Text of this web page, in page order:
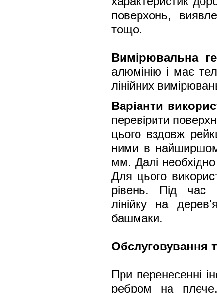
поверхонь,
тощо.
Вимірювальна
алюмінію і має
лінійних
Варіанти
перевірити
цього вздовж
ними в
мм. Далі
Для цього
рівень. Під час
лінійку на
башмаки.
Обслуговування
При перенесенні
ребром на